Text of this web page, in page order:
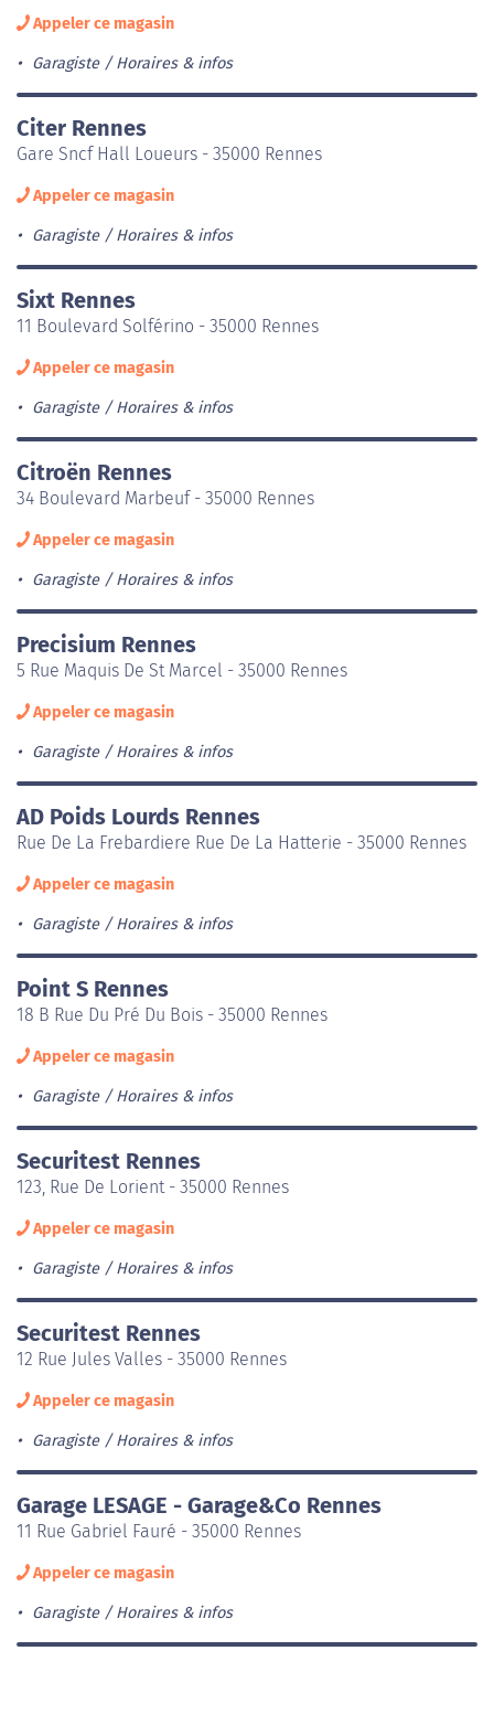
Appeler ce magasin
Garagiste Horaires & infos
Citer Rennes
Gare Sncf Hall Loueurs - 35000 Rennes
Appeler ce magasin
Garagiste Horaires & infos
Sixt Rennes
11 Boulevard Solférino - 35000 Rennes
Appeler ce magasin
Garagiste Horaires & infos
Citroën Rennes
34 Boulevard Marbeuf - 35000 Rennes
Appeler ce magasin
Garagiste Horaires & infos
Precisium Rennes
5 Rue Maquis De St Marcel - 35000 Rennes
Appeler ce magasin
Garagiste Horaires & infos
AD Poids Lourds Rennes
Rue De La Frebardiere Rue De La Hatterie - 35000 Rennes
Appeler ce magasin
Garagiste Horaires & infos
Point S Rennes
18 B Rue Du Pré Du Bois - 35000 Rennes
Appeler ce magasin
Garagiste Horaires & infos
Securitest Rennes
123, Rue De Lorient - 35000 Rennes
Appeler ce magasin
Garagiste Horaires & infos
Securitest Rennes
12 Rue Jules Valles - 35000 Rennes
Appeler ce magasin
Garagiste Horaires & infos
Garage LESAGE - Garage&Co Rennes
11 Rue Gabriel Fauré - 35000 Rennes
Appeler ce magasin
Garagiste Horaires & infos